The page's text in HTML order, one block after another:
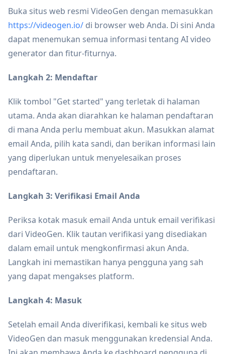
Buka situs web resmi VideoGen dengan memasukkan
https://videogen.io/ di browser web Anda. Di sini Anda
dapat menemukan semua informasi tentang AI video
generator dan fitur-fiturnya.
Langkah 2: Mendaftar
Klik tombol "Get started" yang terletak di halaman
utama. Anda akan diarahkan ke halaman pendaftaran
di mana Anda perlu membuat akun. Masukkan alamat
email Anda, pilih kata sandi, dan berikan informasi lain
yang diperlukan untuk menyelesaikan proses
pendaftaran.
Langkah 3: Verifikasi Email Anda
Periksa kotak masuk email Anda untuk email verifikasi
dari VideoGen. Klik tautan verifikasi yang disediakan
dalam email untuk mengkonfirmasi akun Anda.
Langkah ini memastikan hanya pengguna yang sah
yang dapat mengakses platform.
Langkah 4: Masuk
Setelah email Anda diverifikasi, kembali ke situs web
VideoGen dan masuk menggunakan kredensial Anda.